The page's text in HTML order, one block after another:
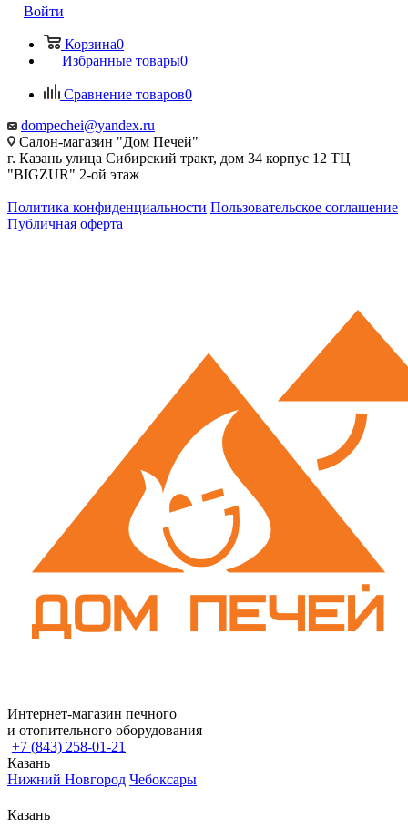
Войти
Корзина0
Избранные товары0
Сравнение товаров0
dompechei@yandex.ru
Салон-магазин "Дом Печей"
г. Казань улица Сибирский тракт, дом 34 корпус 12 ТЦ
"BIGZUR" 2-ой этаж
Политика конфиденциальности Пользовательское соглашение
Публичная оферта
Интернет-магазин печного
и отопительного оборудования
+7 (843) 258-01-21
Казань
Нижний Новгород Чебоксары
Казань